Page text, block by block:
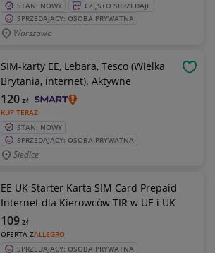
STAN: NOWY
CZĘSTO SPRZEDAJE
SPRZEDAJĄCY: OSOBA PRYWATNA
Warszawa
SIM-karty EE, Lebara, Tesco (Wielka
Brytania, internet). Aktywne
KUP TERAZ
120zł
STAN: NOWY
SPRZEDAJĄCY: OSOBA PRYWATNA
Siedlce
EE UK Starter Karta SIM Card Prepaid
Internet dla Kierowców TIR w UE i UK
OFERTA ZALLEGRO
109zł
SPRZEDAJĄCY: OSOBA PRYWATNA